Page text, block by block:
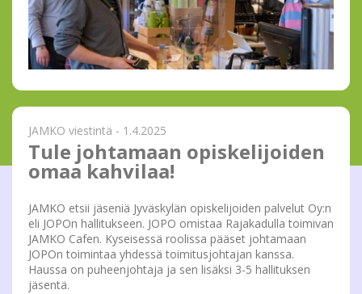
JAMKO viestintä - 1.4.2025
Tule johtamaan opiskelijoiden
omaa kahvilaa!
JAMKO etsii jäseniä Jyväskylän opiskelijoiden palvelut Oy:n
eli JOPOn hallitukseen. JOPO omistaa Rajakadulla toimivan
JAMKO Cafen. Kyseisessä roolissa pääset johtamaan
JOPOn toimintaa yhdessä toimitusjohtajan kanssa.
Haussa on puheenjohtaja ja sen lisäksi 3-5 hallituksen
jäsentä.